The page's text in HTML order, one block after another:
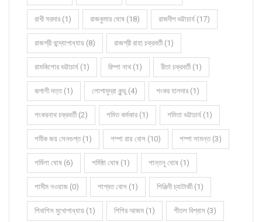
রাখী সরদার (1) রাজকুমার ঘোষ (18) রাজদীপ ভট্টাচার্য (17)
রাজশ্রী বন্দ্যোপাধ্যায় (8) রাজশ্রী রাহা চক্রবর্তী (1)
রামকিশোর ভট্টাচার্য (1) রিম্পা নাথ (1) রীতা চক্রবর্তী (1)
রূপালী দত্ত (1) লোপামুদ্রা কুন্ডু (4) শংকর হালদার (1)
শংকরনাথ চক্রবর্তী (2) শমিত কর্মকার (1) শমিতা ভট্টাচার্য (1)
শমীক জয় সেনগুপ্ত (1) শম্পা রায় বোস (10) শম্পা সামন্ত (3)
শর্মিলা ঘোষ (6) শর্মিষ্ঠা ঘোষ (1) শান্তনু ঘোষ (1)
শামীম নওয়াজ (0) শাশ্বত বোস (1) শিঞ্জিনী চ্যাটার্জী (1)
শিবাশিস মুখোপাধ্যায় (1) শিশির আজম (1) শীতল বিশ্বাস (3)